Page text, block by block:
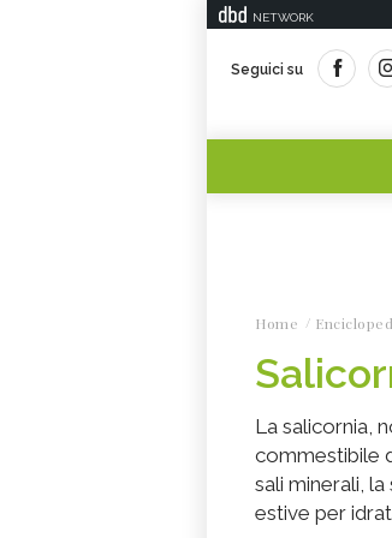
NETWORK
Seguici su
Home
La salicornia,
commestibile
sali minerali,
estive per